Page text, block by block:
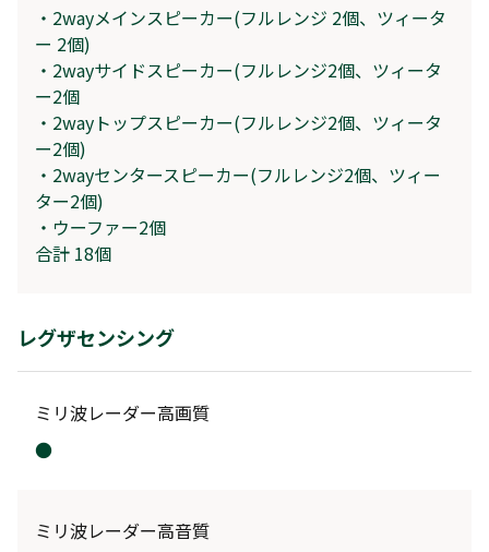
・2wayメインスピーカー(フルレンジ 2個、ツィータ
ー 2個)
・2wayサイドスピーカー(フルレンジ2個、ツィータ
ー2個
・2wayトップスピーカー(フルレンジ2個、ツィータ
ー2個)
・2wayセンタースピーカー(フルレンジ2個、ツィー
ター2個)
・ウーファー2個
合計 18個
レグザセンシング
ミリ波レーダー高画質
●
ミリ波レーダー高音質